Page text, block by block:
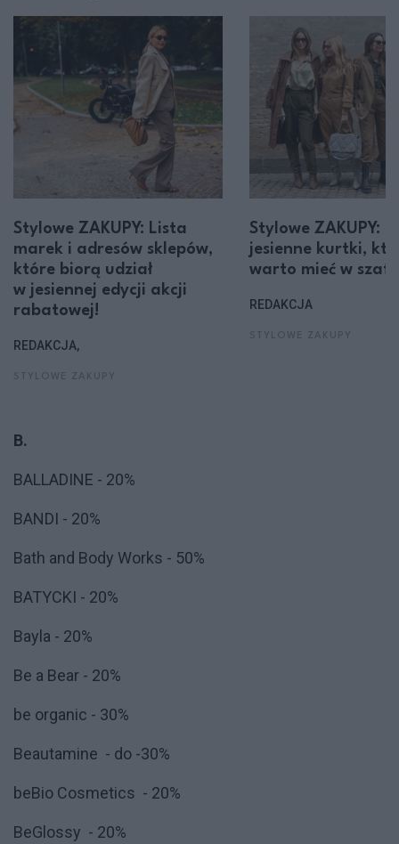
Stylowe ZAKUPY: Lista
marek i adresów sklepów,
które biorą udział
w jesiennej edycji akcji
rabatowej!
REDAKCJA,
Stylowe ZAKUPY:
jesienne kurtki,
warto mieć w
REDAKCJA
B.
BALLADINE - 20%
BANDI - 20%
Bath and Body Works - 50%
BATYCKI - 20%
Bayla - 20%
Be a Bear - 20%
be organic - 30%
Beautamine - do -30%
beBio Cosmetics - 20%
BeGlossy - 20%